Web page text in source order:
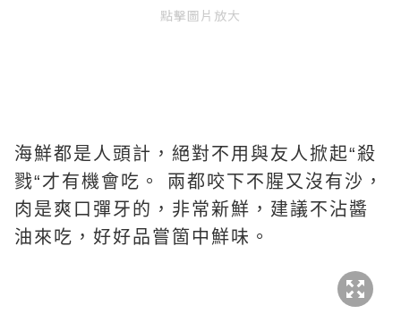
點擊圖片放大
海鮮都是人頭計，絕對不用與友人掀起“殺
戮“才有機會吃。 兩都咬下不腥又沒有沙，
肉是爽口彈牙的，非常新鮮，建議不沾醬
油來吃，好好品嘗箇中鮮味。